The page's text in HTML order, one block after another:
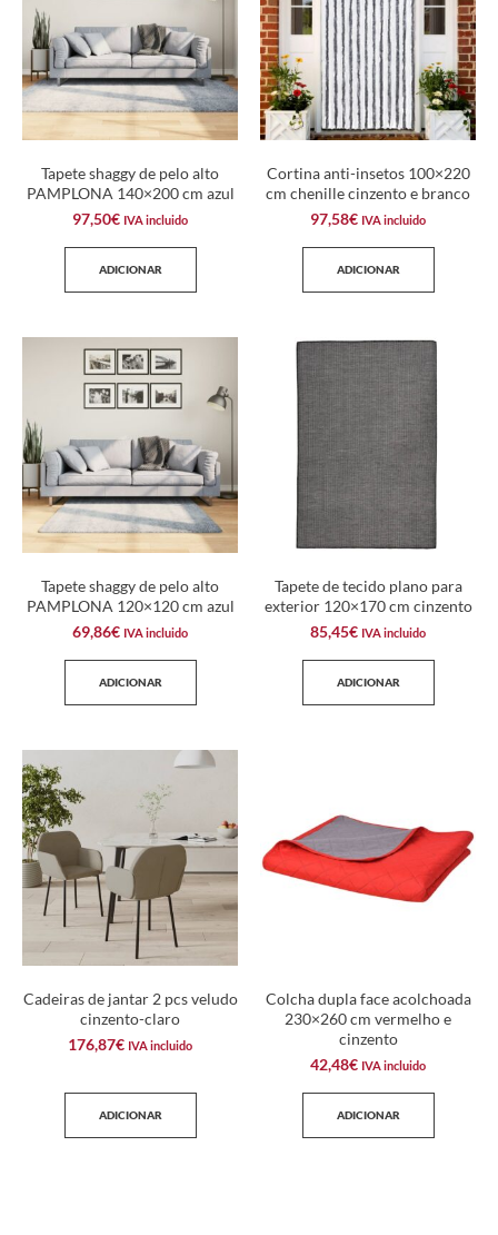
Tapete shaggy de pelo alto
PAMPLONA 140×200 cm azul
97,50€ IVA incluido
ADICIONAR
Cortina anti-insetos 100×220
cm chenille cinzento e branco
97,58€ IVA incluido
ADICIONAR
Tapete shaggy de pelo alto
PAMPLONA 120×120 cm azul
69,86€ IVA incluido
ADICIONAR
Tapete de tecido plano para
exterior 120×170 cm cinzento
85,45€ IVA incluido
ADICIONAR
Cadeiras de jantar 2 pcs veludo
cinzento-claro
176,87€ IVA incluido
ADICIONAR
Colcha dupla face acolchoada
230×260 cm vermelho e
cinzento
42,48€ IVA incluido
ADICIONAR